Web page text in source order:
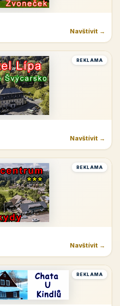
Navštívit →
REKLAMA
Navštívit →
REKLAMA
Navštívit →
REKLAMA